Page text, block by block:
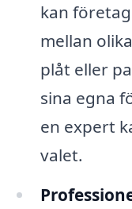
kan
mellan
plåt eller
sina egna
en expert
valet.